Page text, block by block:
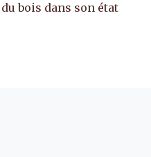
bois dans son état